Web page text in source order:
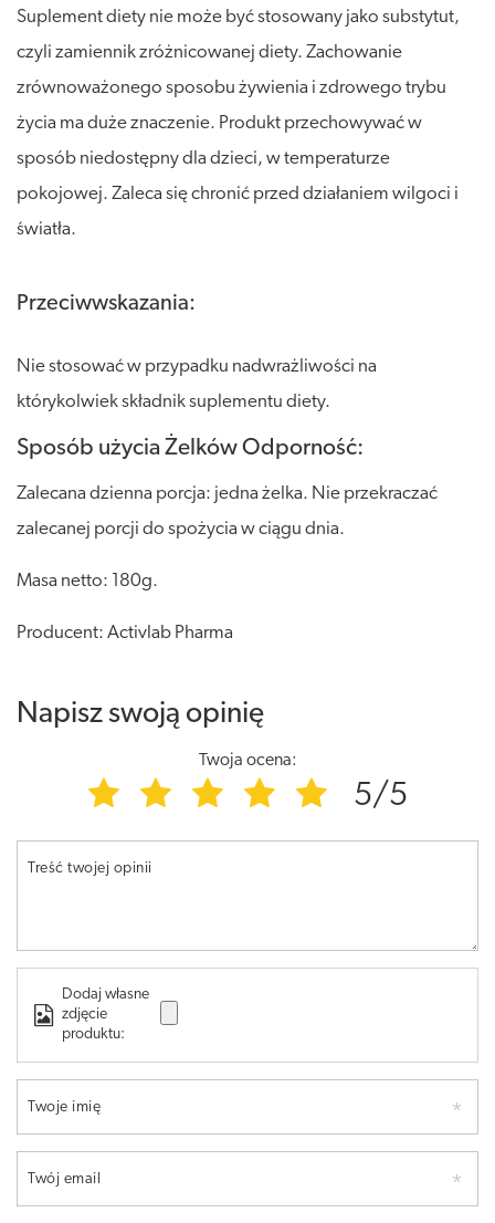
Suplement diety nie może być stosowany jako substytut,
czyli zamiennik zróżnicowanej diety. Zachowanie
zrównoważonego sposobu żywienia i zdrowego trybu
życia ma duże znaczenie. Produkt przechowywać w
sposób niedostępny dla dzieci, w temperaturze
pokojowej. Zaleca się chronić przed działaniem wilgoci i
światła.
Przeciwwskazania:
Nie stosować w przypadku nadwrażliwości na
którykolwiek składnik suplementu diety.
Sposób użycia Żelków Odporność:
Zalecana dzienna porcja: jedna żelka. Nie przekraczać
zalecanej porcji do spożycia w ciągu dnia.
Masa netto: 180g.
Producent: Activlab Pharma
Napisz swoją opinię
Twoja ocena:
5/5
Treść twojej opinii
Dodaj własne
zdjęcie
produktu:
Twoje imię
Twój email